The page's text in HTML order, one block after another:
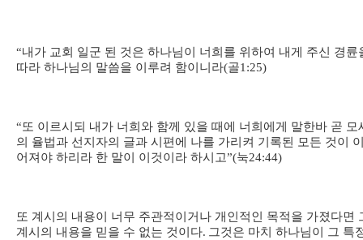
“내가 교회 일군 된 것은 하나님이 너희를 위하여 내게 주신 경륜
따라 하나님의 말씀을 이루려 함이니라(골1:25)
“또 이르시되 내가 너희와 함께 있을 때에 너희에게 말한바 곧 모
의 율법과 선지자의 글과 시편에 나를 가리켜 기록된 모든 것이
어져야 하리라 한 말이 이것이라 하시고”(눅24:44)
또 계시의 내용이 너무 주관적이거나 개인적인 목적을 가졌다면
계시의 내용을 믿을 수 없는 것이다. 그것은 마치 하나님이 그 특